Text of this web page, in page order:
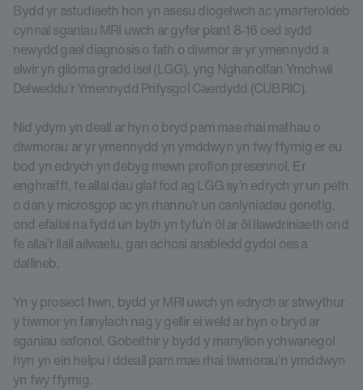
Bydd yr astudiaeth hon yn asesu diogelwch ac ymarferoldeb
cynnal sganiau MRI uwch ar gyfer plant 8-16 oed sydd
newydd gael diagnosis o fath o diwmor ar yr ymennydd a
elwir yn glioma gradd isel (LGG), yng Nghanolfan Ymchwil
Delweddu’r Ymennydd Prifysgol Caerdydd (CUBRIC).
Nid ydym yn deall ar hyn o bryd pam mae rhai mathau o
diwmorau ar yr ymennydd yn ymddwyn yn fwy ffyrnig er eu
bod yn edrych yn debyg mewn profion presennol. Er
enghraifft, fe allai dau glaf fod ag LGG sy’n edrych yr un peth
o dan y microsgop ac yn rhannu’r un canlyniadau genetig,
ond efallai na fydd un byth yn tyfu’n ôl ar ôl llawdriniaeth ond
fe allai’r llall ailwaelu, gan achosi anabledd gydol oes a
dallineb.
Yn y prosiect hwn, bydd yr MRI uwch yn edrych ar strwythur
y tiwmor yn fanylach nag y gellir ei weld ar hyn o bryd ar
sganiau safonol. Gobeithir y bydd y manylion ychwanegol
hyn yn ein helpu i ddeall pam mae rhai tiwmorau’n ymddwyn
yn fwy ffyrnig.